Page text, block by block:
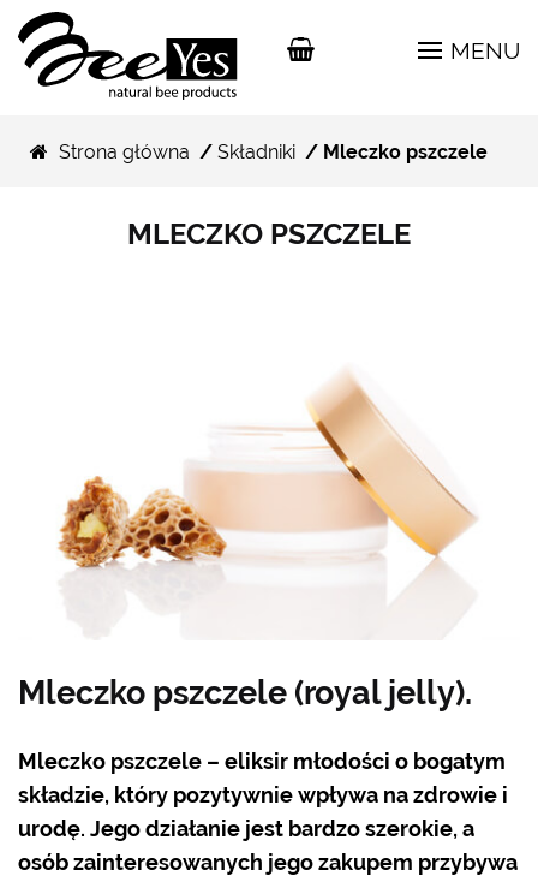
MENU
Strona główna / Składniki/ Mleczko pszczele
MLECZKO PSZCZELE
Mleczko pszczele (royal jelly).
Mleczko pszczele – eliksir młodości o bogatym
składzie, który pozytywnie wpływa na zdrowie i
urodę. Jego działanie jest bardzo szerokie, a
osób zainteresowanych jego zakupem przybywa